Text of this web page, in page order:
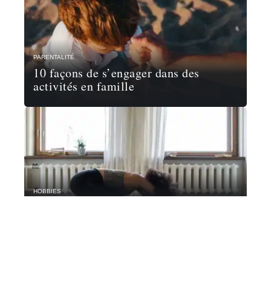
PARENTALITÉ
10 façons de s’engager dans des
activités en famille
HOBBIES